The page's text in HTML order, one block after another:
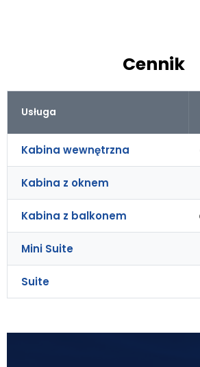
Cennik
Usługa
Kabina wewnętrzna
Kabina z oknem
Kabina z balkonem
Mini Suite
Suite